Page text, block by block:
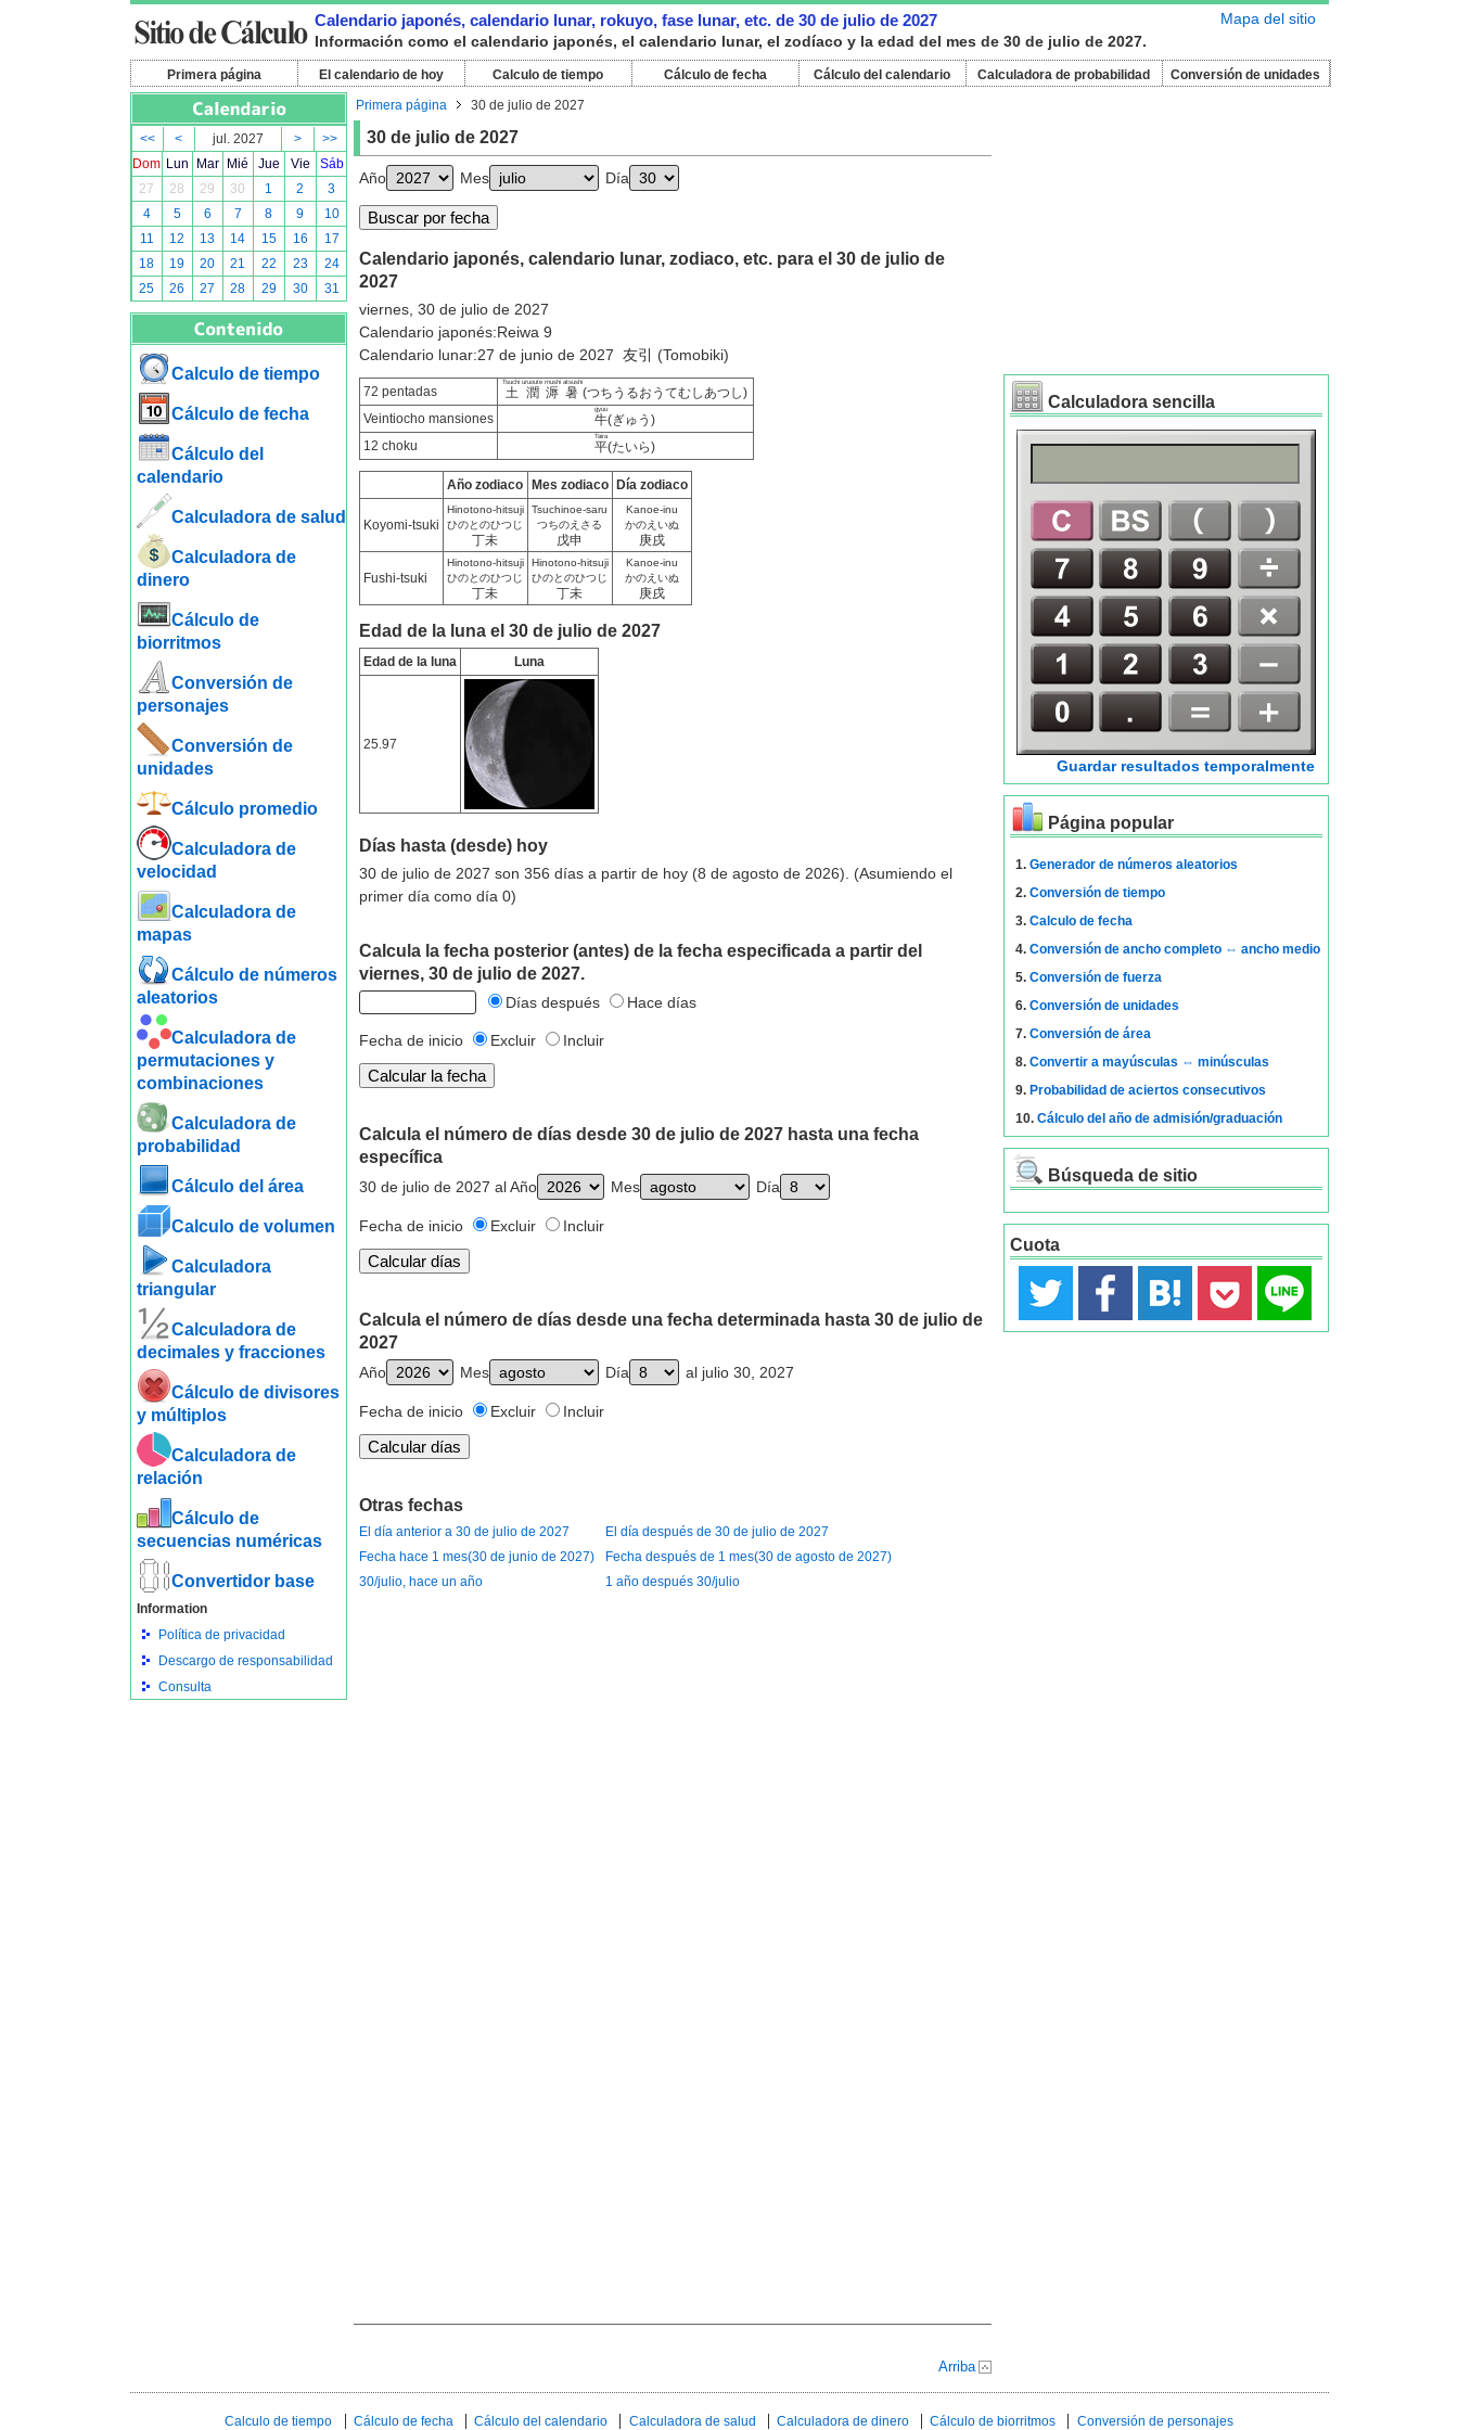
Mapa del sitio
Calendario japonés, calendario lunar, rokuyo, fase lunar, etc. de 30 de julio de 2027
Información como el calendario japonés, el calendario lunar, el zodíaco y la edad del mes de 30 de julio de 2027.
Primera página El calendario de hoy Calculo de tiempo Cálculo de fecha Cálculo del calendario Calculadora de probabilidad Conversión de unidades
<< < jul. 2027 >
>>
Dom Lun Mar Mié Jue Vie
Sáb
27
28 29 30 1 2
3
4
5 6 7 8 9
10
11
12 13 14 15 16
17
18
19 20 21 22 23
24
25
26 27 28 29 30 31
Calculo de tiempo
Cálculo de fecha
Cálculo del
calendario
Calculadora de salud
Calculadora de
dinero
Cálculo de
biorritmos
Conversión de
personajes
Conversión de
unidades
Cálculo promedio
Calculadora de
velocidad
Calculadora de
mapas
Cálculo de números
aleatorios
Calculadora de
permutaciones y
combinaciones
Calculadora de
probabilidad
Cálculo del área
Calculo de volumen
Calculadora
triangular
Calculadora de
decimales y fracciones
Cálculo de divisores
y múltiplos
Calculadora de
relación
Cálculo de
secuencias numéricas
Convertidor base
Information
Política de privacidad
Descargo de responsabilidad
Consulta
Primera página 30 de julio de 2027
30 de julio de 2027
Año Mes Día
Calendario japonés, calendario lunar, zodiaco, etc. para el 30 de julio de
2027
viernes, 30 de julio de 2027
Calendario japonés:Reiwa 9
Calendario lunar:27 de junio de 2027 友引 (Tomobiki)
72 pentadas 土潤溽暑
Tsuchi uruoute mushi atsushi
(つちうるおうてむしあつし)
Veintiocho mansiones
牛
gyuu
(ぎゅう)
12 choku
平
Taira
(たいら)
Año zodiaco Mes zodiaco Día zodiaco
Koyomi-tsuki
Hinotono-hitsuji
ひのとのひつじ
丁未
Tsuchinoe-saru
つちのえさる
戊申
Kanoe-inu
かのえいぬ
庚戌
Fushi-tsuki
Hinotono-hitsuji
ひのとのひつじ
丁未
Hinotono-hitsuji
ひのとのひつじ
丁未
Kanoe-inu
かのえいぬ
庚戌
Edad de la luna el 30 de julio de 2027
Edad de la luna Luna
25.97
Días hasta (desde) hoy
30 de julio de 2027 son 356 días a partir de hoy (8 de agosto de 2026). (Asumiendo el
primer día como día 0)
Calcula la fecha posterior (antes) de la fecha especificada a partir del
viernes, 30 de julio de 2027.
Días después Hace días
Fecha de inicio Excluir Incluir
Calcula el número de días desde 30 de julio de 2027 hasta una fecha
específica
30 de julio de 2027 al Año Mes Día
Fecha de inicio Excluir Incluir
Calcula el número de días desde una fecha determinada hasta 30 de julio de
2027
Año Mes Día al julio 30, 2027
Fecha de inicio Excluir Incluir
Otras fechas
El día anterior a 30 de julio de 2027
El día después de 30 de julio de 2027
Fecha hace 1 mes(30 de junio de 2027)
Fecha después de 1 mes(30 de agosto de 2027)
30/julio, hace un año
1 año después 30/julio
Arriba
Calculadora sencilla
Guardar resultados temporalmente
Página popular
1. Generador de números aleatorios
2. Conversión de tiempo
3. Calculo de fecha
4. Conversión de ancho completo ⇔ ancho medio
5. Conversión de fuerza
6. Conversión de unidades
7. Conversión de área
8. Convertir a mayúsculas ⇔ minúsculas
9. Probabilidad de aciertos consecutivos
10. Cálculo del año de admisión/graduación
Búsqueda de sitio
Cuota
Calculo de tiempo Cálculo de fecha Cálculo del calendario Calculadora de salud Calculadora de dinero Cálculo de biorritmos Conversión de personajes